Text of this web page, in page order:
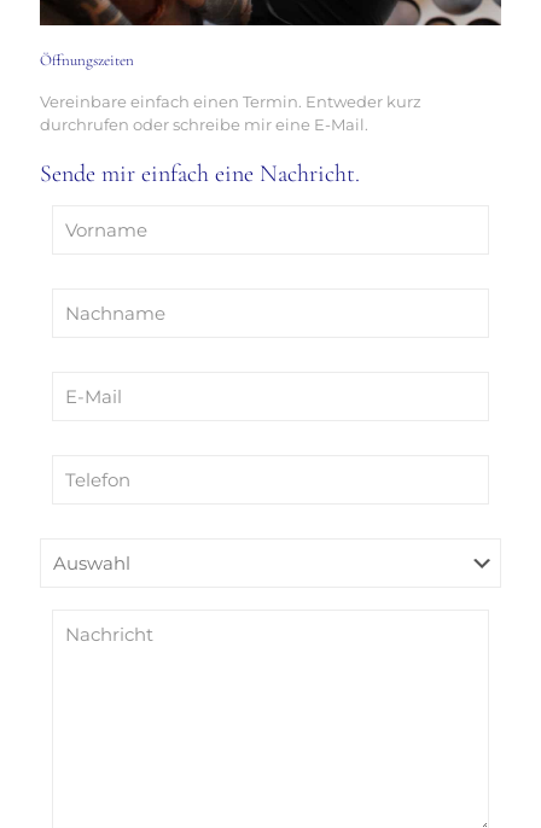
Öffnungszeiten
Vereinbare einfach einen Termin. Entweder kurz
durchrufen oder schreibe mir eine E-Mail.
Sende mir einfach eine Nachricht.